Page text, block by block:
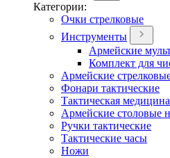
Категории:
Очки стрелковые
Инструменты
Армейские
Комплект для
Армейские
Фонари тактические
Тактическая медицина
Армейские столовые
Ручки тактические
Тактические часы
Ножи